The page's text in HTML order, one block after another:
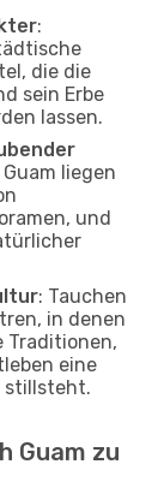
:
die die
sein Erbe
lassen.
liegen
und
: Tauchen
in denen
Traditionen,
eine
stillsteht.
Guam zu